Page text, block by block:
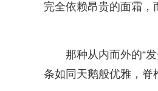
完全依赖昂贵的面霜，
那种从内而外的“
条如同天鹅般优雅，脊